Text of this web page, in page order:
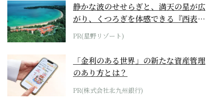
静かな波のせせらぎと、満天の星が広
がり、くつろぎを体感できる『西表島
ホテル by...
PR(星野リゾート)
「金利のある世界」の新たな資産管理
のあり方とは？
PR(株式会社北九州銀行)